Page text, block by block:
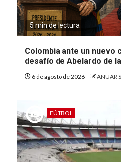
5 min de lectura
Colombia ante un nuevo
desafío de Abelardo de
6 de agosto de 2026 ANUAR
FÚTBOL